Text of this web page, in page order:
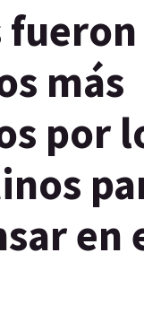
más
por
en